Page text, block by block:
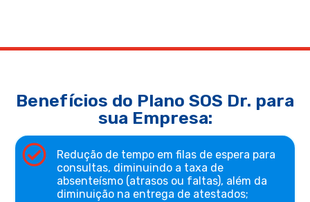
Benefícios do Plano SOS Dr. para
sua Empresa:
Redução de tempo em filas de espera para
consultas, diminuindo a taxa de
absenteísmo (atrasos ou faltas), além da
diminuição na entrega de atestados;